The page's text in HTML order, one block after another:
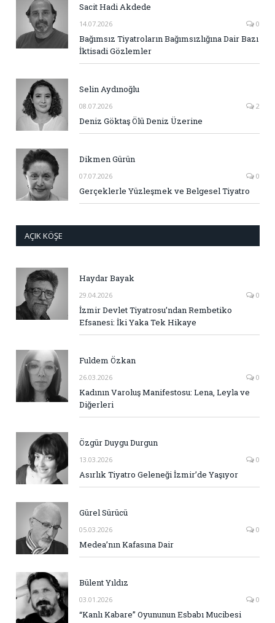
Sacit Hadi Akdede
14.07.2026 0
Bağımsız Tiyatroların Bağımsızlığına Dair Bazı
İktisadi Gözlemler
Selin Aydınoğlu
08.07.2026 2
Deniz Göktaş Ölü Deniz Üzerine
Dikmen Gürün
07.07.2026 0
Gerçeklerle Yüzleşmek ve Belgesel Tiyatro
AÇIK KÖŞE
Haydar Bayak
29.04.2026 0
İzmir Devlet Tiyatrosu’ndan Rembetiko
Efsanesi: İki Yaka Tek Hikaye
Fuldem Özkan
26.03.2026 0
Kadının Varoluş Manifestosu: Lena, Leyla ve
Diğerleri
Özgür Duygu Durgun
13.03.2026 0
Asırlık Tiyatro Geleneği İzmir’de Yaşıyor
Gürel Sürücü
05.03.2026 0
Medea’nın Kafasına Dair
Bülent Yıldız
03.01.2026 0
“Kanlı Kabare” Oyununun Esbabı Mucibesi